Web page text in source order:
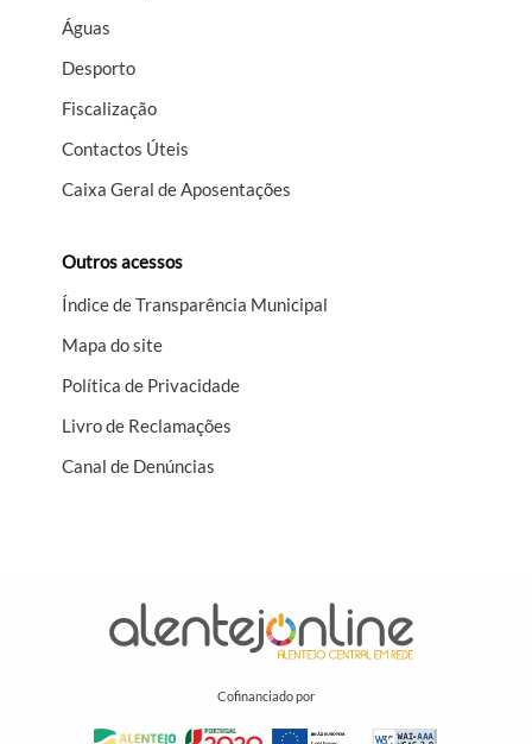
Águas
Desporto
Fiscalização
Contactos Úteis
Caixa Geral de Aposentações
Outros acessos
Índice de Transparência Municipal
Mapa do site
Política de Privacidade
Livro de Reclamações
Canal de Denúncias
Cofinanciado por